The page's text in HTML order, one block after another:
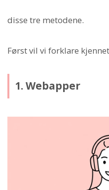
disse tre metodene.
Først vil vi forklare
1. Webapper